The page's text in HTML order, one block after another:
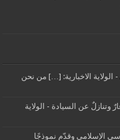
الولاية الاخبارية: […] من نحن
وتنازلٌ عن السيادة - الولاية
الإسلامي وقدّم نموذجًا